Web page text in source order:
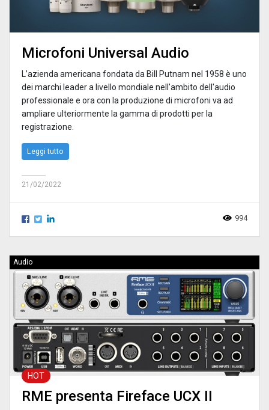
Microfoni Universal Audio
L’azienda americana fondata da Bill Putnam nel 1958 è uno
dei marchi leader a livello mondiale nell'ambito dell'audio
professionale e ora con la produzione di microfoni va ad
ampliare ulteriormente la gamma di prodotti per la
registrazione.
Leggi tutto
21/02/2022
994
Audio
HOT
RME presenta Fireface UCX II